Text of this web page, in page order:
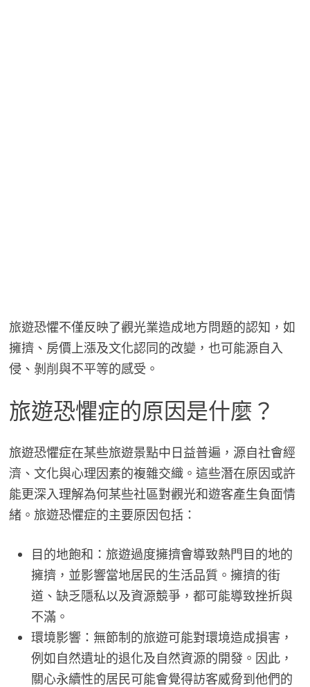
旅遊恐懼不僅反映了觀光業造成地方問題的認知，如
擁擠、房價上漲及文化認同的改變，也可能源自入
侵、剝削與不平等的感受。
旅遊恐懼症的原因是什麼？
旅遊恐懼症在某些旅遊景點中日益普遍，源自社會經
濟、文化與心理因素的複雜交織。這些潛在原因或許
能更深入理解為何某些社區對觀光和遊客產生負面情
緒。旅遊恐懼症的主要原因包括：
目的地飽和：旅遊過度擁擠會導致熱門目的地的
擁擠，並影響當地居民的生活品質。擁擠的街
道、缺乏隱私以及資源競爭，都可能導致挫折與
不滿。
環境影響：無節制的旅遊可能對環境造成損害，
例如自然遺址的退化及自然資源的開發。因此，
關心永續性的居民可能會覺得訪客威脅到他們的